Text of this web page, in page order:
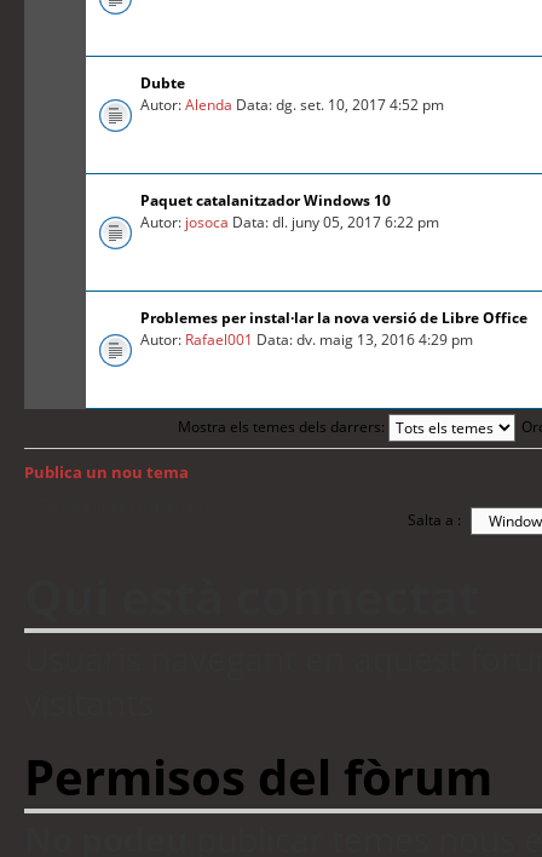
Dubte
Autor:Alenda Data: dg. set. 10, 2017 4:52 pm
Paquet catalanitzador Windows 10
Autor: josoca Data: dl. juny 05, 2017 6:22 pm
Problemes per instal·lar la nova versió de Libre Office
Autor: Rafael001 Data: dv. maig 13, 2016 4:29 pm
Mostra els temes dels darrers:
Publica un nou tema
Salta a :
Permisos del fòrum